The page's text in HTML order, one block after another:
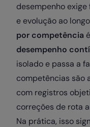
desempenho
e evolução ao
por competência
desempenho
isolado e passa a
competências são
com registros
correções de rota
Na prática, isso